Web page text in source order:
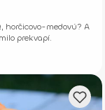
horčicovo-medovú? A
prekvapí.